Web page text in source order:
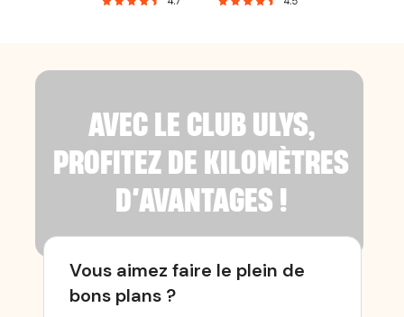
AVEC LE CLUB ULYS,
PROFITEZ DE KILOMÈTRES
D’AVANTAGES !
Vous aimez faire le plein de
bons plans ?